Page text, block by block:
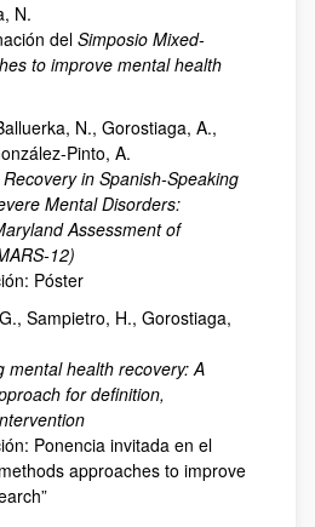
N.
del Simposio Mixed-
to improve mental health
N., Gorostiaga, A.,
Pinto, A.
in Spanish-Speaking
Mental Disorders:
Assessment of
12)
Póster
Sampietro, H., Gorostiaga,
mental health recovery: A
for definition,
Ponencia invitada en el
approaches to improve